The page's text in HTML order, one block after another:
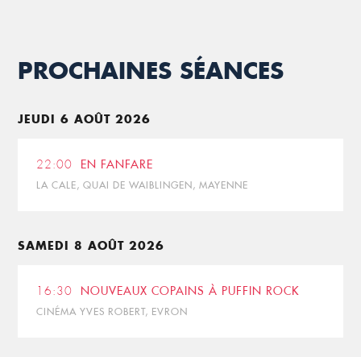
PROCHAINES SÉANCES
JEUDI 6 AOÛT 2026
22:00 EN FANFARE
LA CALE, QUAI DE WAIBLINGEN, MAYENNE
SAMEDI 8 AOÛT 2026
16:30 NOUVEAUX COPAINS À PUFFIN ROCK
CINÉMA YVES ROBERT, EVRON